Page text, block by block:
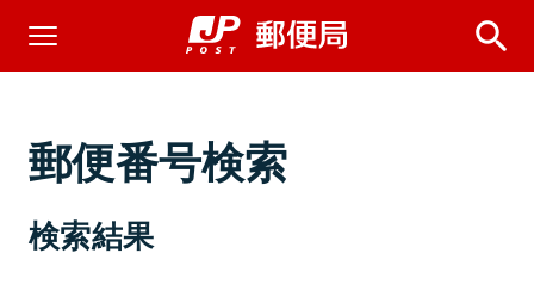
郵便番号検索
検索結果